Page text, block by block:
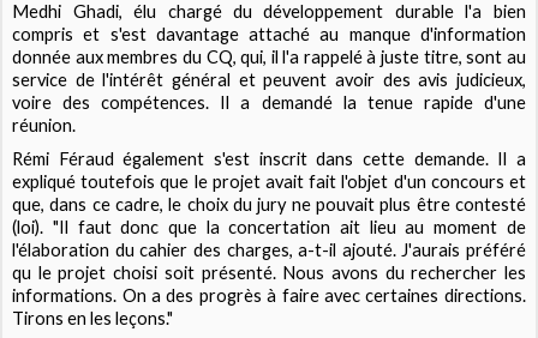
Medhi Ghadi, élu chargé du développement durable l'a bien
compris et s'est davantage attaché au manque d'information
donnée aux membres du CQ, qui, il l'a rappelé à juste titre, sont au
service de l'intérêt général et peuvent avoir des avis judicieux,
voire des compétences. Il a demandé la tenue rapide d'une
réunion.
Rémi Féraud également s'est inscrit dans cette demande. Il a
expliqué toutefois que le projet avait fait l'objet d'un concours et
que, dans ce cadre, le choix du jury ne pouvait plus être contesté
(loi). "Il faut donc que la concertation ait lieu au moment de
l'élaboration du cahier des charges, a-t-il ajouté. J'aurais préféré
qu le projet choisi soit présenté. Nous avons du rechercher les
informations. On a des progrès à faire avec certaines directions.
Tirons en les leçons."